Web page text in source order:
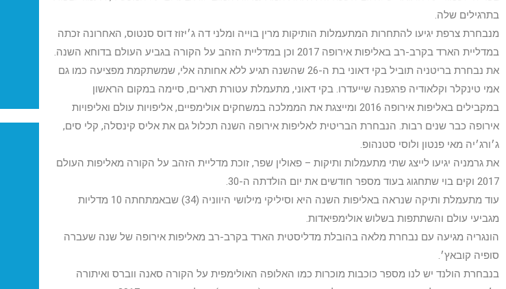
בתרגילים שלה.
מנבחרת צרפת יגיעו להתחרות המתעמלות הותיקות מרין בוייה ומלני דה ג׳יזוז דוס סנטוס, האחרונה זכתה
במדליית הארד בקרב-רב באליפות אירופה 2017 וכן במדליית הזהב על הקורה בגביע העולם בדוחא השנה.
את נבחרת בריטניה תוביל בקי דאוני בת ה-26 שהשנה תגיע ללא אחותה אלי, שמשתקמת מפציעה כמו גם
אמי טינקלר וקלאודיה פרגפנה שייעדרו. בקי דאוני, מתעמלת עטורת תארים, סיימה במקום הראשון
במקבילים באליפות אירופה 2016 ומייצגת את הממלכה במשחקים אולימפיים, אליפויות עולם ואליפויות
אירופה כבר שנים רבות. הנבחרת הבריטית לאליפות אירופה השנה תכלול גם את אליס קינסלה, קלי סים,
ג׳ורג׳יה מאי פנטון ולוסי סטנהופ.
את גרמניה יגיעו לייצג שתי מתעמלות ותיקות – פאולין שפר, זוכת מדליית הזהב על הקורה מאליפות העולם
2017 וקים בוי שתחגוג בעוד מספר חודשים את יום הולדתה ה-30.
עוד מתעמלת ותיקה שנראה באליפות השנה היא וסיליקי מילושי היווניה (34) שבאמתחתה 10 מדליות
מגביעי עולם והשתתפות בשלוש אולימפיאדות.
הונגריה מגיעה עם נבחרת מלאה בהובלת מדליסטית הארד בקרב-רב מאליפות אירופה של שנה שעברה
סופיה קובאץ׳.
בנבחרת הולנד יש לנו מספר כוכבות מוכרות כמו האלופה האולימפית על הקורה סאנה ווברס ואיתורה